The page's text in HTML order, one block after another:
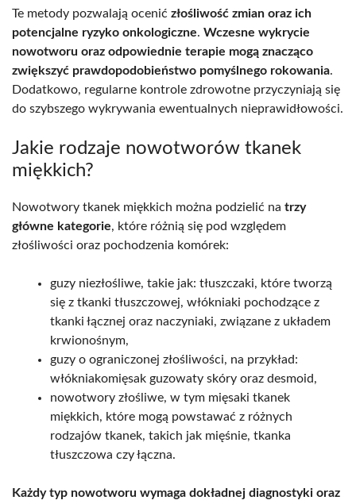
Te metody pozwalają ocenić złośliwość zmian oraz ich
potencjalne ryzyko onkologiczne. Wczesne wykrycie
nowotworu oraz odpowiednie terapie mogą znacząco
zwiększyć prawdopodobieństwo pomyślnego rokowania.
Dodatkowo, regularne kontrole zdrowotne przyczyniają się
do szybszego wykrywania ewentualnych nieprawidłowości.
Jakie rodzaje nowotworów tkanek
miękkich?
Nowotwory tkanek miękkich można podzielić na trzy
główne kategorie, które różnią się pod względem
złośliwości oraz pochodzenia komórek:
guzy niezłośliwe, takie jak: tłuszczaki, które tworzą
się z tkanki tłuszczowej, włókniaki pochodzące z
tkanki łącznej oraz naczyniaki, związane z układem
krwionośnym,
guzy o ograniczonej złośliwości, na przykład:
włókniakomięsak guzowaty skóry oraz desmoid,
nowotwory złośliwe, w tym mięsaki tkanek
miękkich, które mogą powstawać z różnych
rodzajów tkanek, takich jak mięśnie, tkanka
tłuszczowa czy łączna.
Każdy typ nowotworu wymaga dokładnej diagnostyki oraz